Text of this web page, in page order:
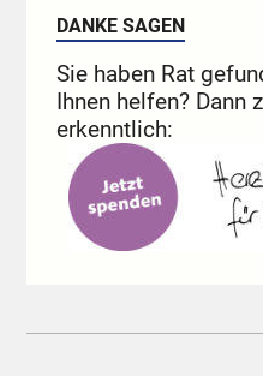
DANKE SAGEN
Sie haben Rat
Ihnen helfen? Dann
erkenntlich: